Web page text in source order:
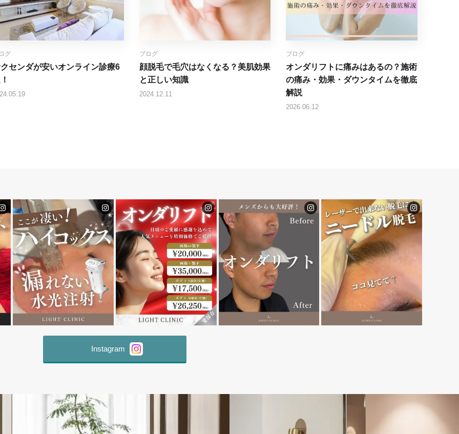
グ
センダが安いオンライン診療6
ブログ
顔脱毛で毛穴はなくなる？美肌効果
と正しい知識
2024.12.11
ブログ
オンダリフトに痛みはあるの？施術
の痛み・効果・ダウンタイムを徹底
解説
2026.06.12
Instagram